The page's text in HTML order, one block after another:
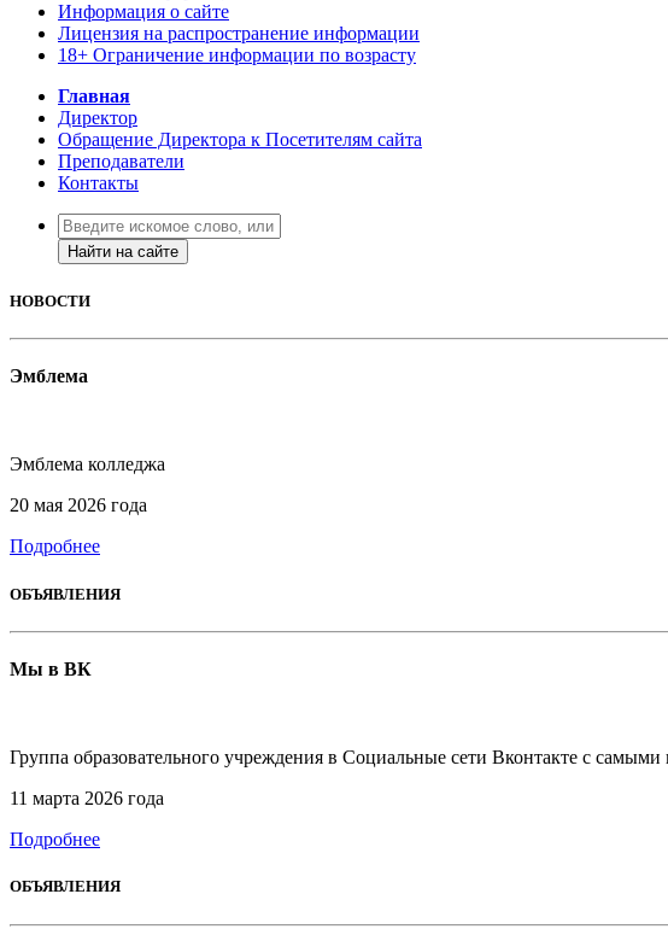
Информация о сайте
Лицензия на распространение информации
18+ Ограничение информации по возрасту
Главная
Директор
Обращение Директора к Посетителям сайта
Преподаватели
Контакты
Найти на сайте
НОВОСТИ
Эмблема
Эмблема колледжа
20 мая 2026 года
Подробнее
ОБЪЯВЛЕНИЯ
Мы в ВК
Группа образовательного учреждения в Социальные сети Вконтакте с
11 марта 2026 года
Подробнее
ОБЪЯВЛЕНИЯ